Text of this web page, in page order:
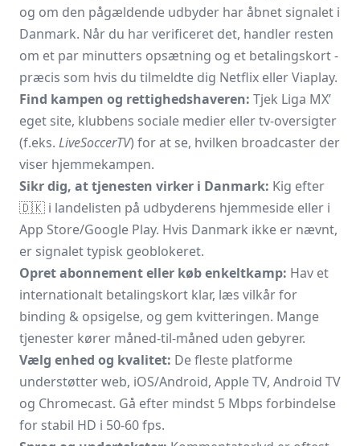
og om den pågældende udbyder har åbnet signalet i
Danmark. Når du har verificeret det, handler resten
om et par minutters opsætning og et betalingskort -
præcis som hvis du tilmeldte dig Netflix eller Viaplay.
Find kampen og rettighedshaveren: Tjek Liga MX’
eget site, klubbens sociale medier eller tv-oversigter
(f.eks. LiveSoccerTV) for at se, hvilken broadcaster der
viser hjemmekampen.
Sikr dig, at tjenesten virker i Danmark: Kig efter
🇩🇰 i landelisten på udbyderens hjemmeside eller i
App Store/Google Play. Hvis Danmark ikke er nævnt,
er signalet typisk geoblokeret.
Opret abonnement eller køb enkeltkamp: Hav et
internationalt betalingskort klar, læs vilkår for
binding & opsigelse, og gem kvitteringen. Mange
tjenester kører måned-til-måned uden gebyrer.
Vælg enhed og kvalitet: De fleste platforme
understøtter web, iOS/Android, Apple TV, Android TV
og Chromecast. Gå efter mindst 5 Mbps forbindelse
for stabil HD i 50-60 fps.